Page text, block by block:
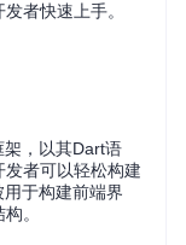
者快速上手。
，以其Dart语
者可以轻松构建
于构建前端界
。